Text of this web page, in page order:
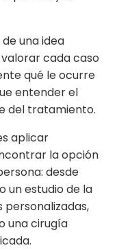
una idea
cada caso
qué le ocurre
entender el
del tratamiento.
aplicar
la opción
desde
un estudio de la
personalizadas,
una cirugía